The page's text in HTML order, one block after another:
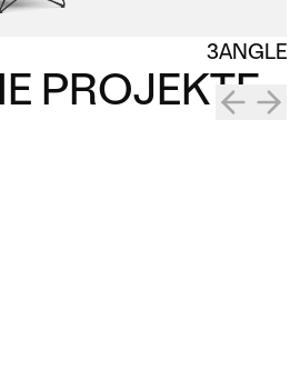
3ANGLE
PROJEKTE